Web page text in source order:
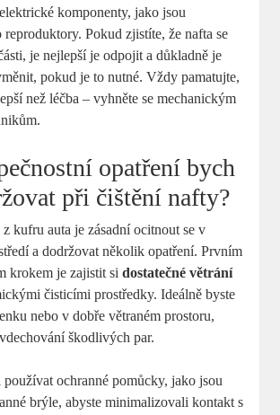
komponenty, jako jsou
reproduktory. Pokud zjistíte, že nafta se
je nejlepší je odpojit a důkladně je
pokud je to nutné. Vždy pamatujte,
než léčba – vyhněte se mechanickým
opatření bych
při čištění nafty?
kufru auta je zásadní ocitnout se v
a dodržovat několik opatření. Prvním
krokem je zajistit sidostatečné větrání
čisticími prostředky. Ideálně byste
nebo v dobře větraném prostoru,
škodlivých par.
používat ochranné pomůcky, jako jsou
brýle, abyste minimalizovali kontakt s